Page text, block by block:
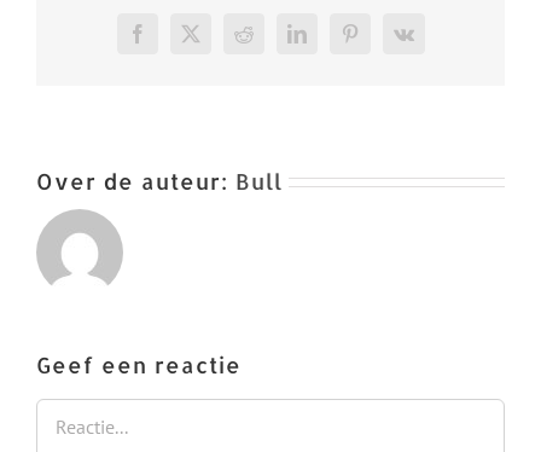
Facebook
X RedditLinkedInPinterest
Vk
Over de auteur: Bull
Geef een reactie